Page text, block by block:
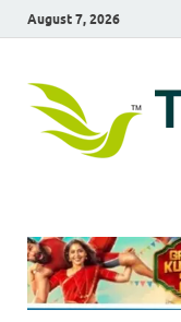
August 7, 2026